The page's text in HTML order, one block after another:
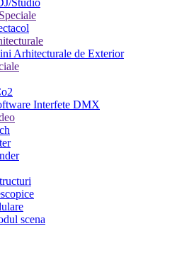
Studio
Arhitecturale de Exterior
Interfete DMX
scena